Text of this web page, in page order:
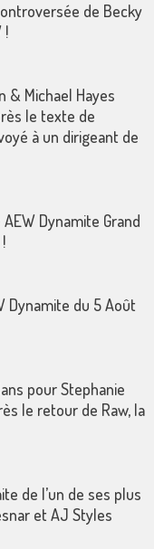
de Becky
!
& Michael Hayes
le texte de
à un dirigeant de
Dynamite Grand
Dynamite du 5 Août
pour Stephanie
le retour de Raw, la
de l’un de ses plus
et AJ Styles